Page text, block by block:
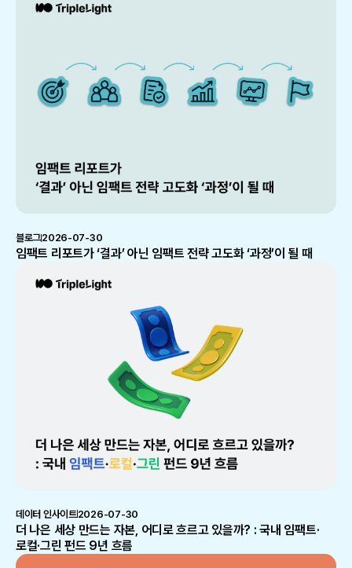
블로그2026-07-30
임팩트 리포트가 ‘결과’ 아닌 임팩트 전략 고도화 ‘과정’이 될 때
데이터 인사이트2026-07-30
더 나은 세상 만드는 자본, 어디로 흐르고 있을까? : 국내 임팩트·
로컬·그린 펀드 9년 흐름